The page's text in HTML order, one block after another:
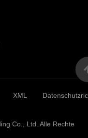
XML
Co., Ltd. Alle Rechte